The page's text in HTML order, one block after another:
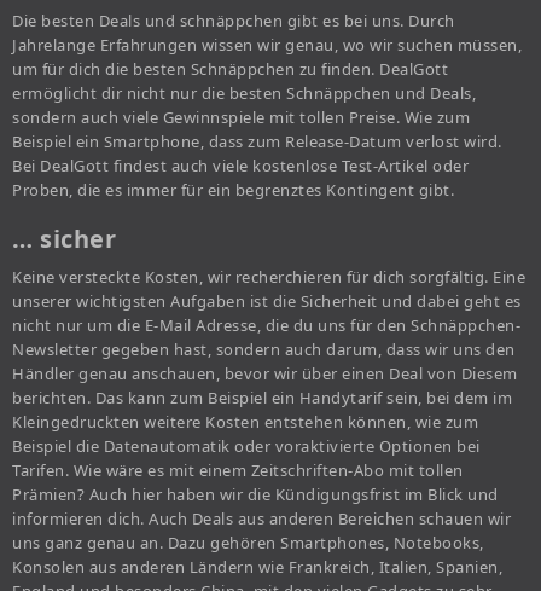
Die besten Deals und schnäppchen gibt es bei uns. Durch
Jahrelange Erfahrungen wissen wir genau, wo wir suchen müssen,
um für dich die besten Schnäppchen zu finden. DealGott
ermöglicht dir nicht nur die besten Schnäppchen und Deals,
sondern auch viele Gewinnspiele mit tollen Preise. Wie zum
Beispiel ein Smartphone, dass zum Release-Datum verlost wird.
Bei DealGott findest auch viele kostenlose Test-Artikel oder
Proben, die es immer für ein begrenztes Kontingent gibt.
… sicher
Keine versteckte Kosten, wir recherchieren für dich sorgfältig. Eine
unserer wichtigsten Aufgaben ist die Sicherheit und dabei geht es
nicht nur um die E-Mail Adresse, die du uns für den Schnäppchen-
Newsletter gegeben hast, sondern auch darum, dass wir uns den
Händler genau anschauen, bevor wir über einen Deal von Diesem
berichten. Das kann zum Beispiel ein Handytarif sein, bei dem im
Kleingedruckten weitere Kosten entstehen können, wie zum
Beispiel die Datenautomatik oder voraktivierte Optionen bei
Tarifen. Wie wäre es mit einem Zeitschriften-Abo mit tollen
Prämien? Auch hier haben wir die Kündigungsfrist im Blick und
informieren dich. Auch Deals aus anderen Bereichen schauen wir
uns ganz genau an. Dazu gehören Smartphones, Notebooks,
Konsolen aus anderen Ländern wie Frankreich, Italien, Spanien,